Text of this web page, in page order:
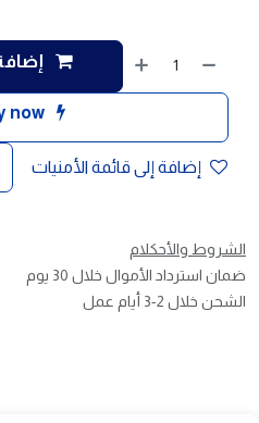
Buy now
إضافة إلى قائمة الأمنيات
الشروط والأحكلام
ضمان استرداد الأموال خلال 30 يوم
الشحن خلال 2-3 أيام عمل